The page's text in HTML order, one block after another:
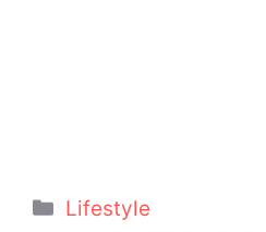
Categorie
Lifestyle